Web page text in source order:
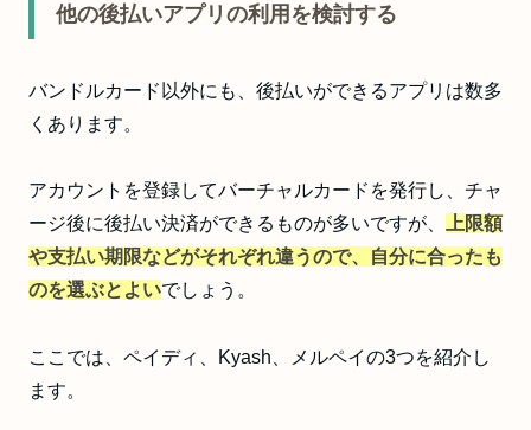
他の後払いアプリの利用を検討する
バンドルカード以外にも、後払いができるアプリは数多
くあります。
アカウントを登録してバーチャルカードを発行し、チャ
ージ後に後払い決済ができるものが多いですが、
上限額
や支払い期限などがそれぞれ違うので、自分に合ったも
のを選ぶとよいでしょう。
ここでは、ペイディ、Kyash、メルペイの3つを紹介し
ます。